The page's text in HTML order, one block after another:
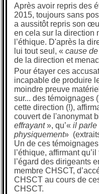
Après avoir repris des
2015, toujours sans
a aussitôt repris son
en cela sur la direction
l’éthique. D'après la
lui tout seul, « cause
de la direction et
Pour étayer ces
incapable de produire
moindre preuve
sur... des témoignages
cette direction (!),
couvert de l'anonymat
effrayant», qu’« il parle
physiquement»
Un de ces
l’éthique, affirmant
l’égard des dirigeants
membre CHSCT,
CHSCT au cours de
CHSCT.